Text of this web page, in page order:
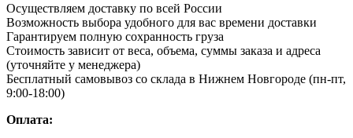
Осуществляем доставку по всей России
Возможность выбора удобного для вас времени доставки
Гарантируем полную сохранность груза
Стоимость зависит от веса, объема, суммы заказа и адреса
(уточняйте у менеджера)
Бесплатный самовывоз со склада в Нижнем Новгороде (пн-пт,
9:00-18:00)
Оплата: